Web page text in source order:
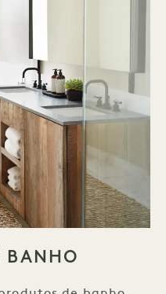
BANHO